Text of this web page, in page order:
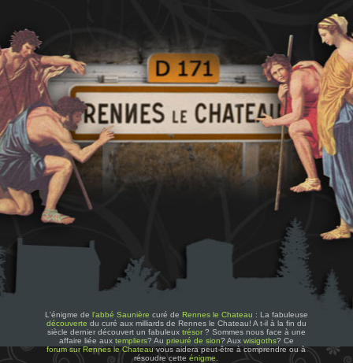
L'énigme de l'abbé Saunière curé de Rennes le Chateau : La fabuleuse
découverte du curé aux milliards de Rennes le Chateau! A t-il à la fin du
siècle dernier découvert un fabuleux trésor? Sommes nous face à une
affaire liée aux templiers? Au prieuré de sion? Aux wisigoths? Ce
forum sur Rennes le Chateauvous aidera peut-être à comprendre ou à
résoudre cetteénigme